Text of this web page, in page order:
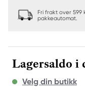
Fri frakt over 599
pakkeautomat.
Lagersaldo i
Velg din butikk